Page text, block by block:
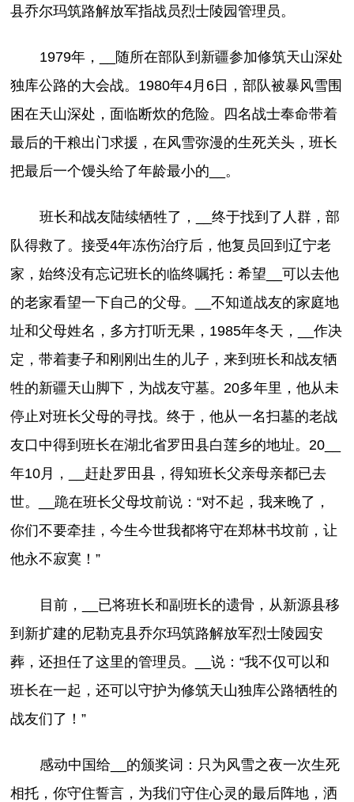
县乔尔玛筑路解放军指战员烈士陵园管理员。
1979年，__随所在部队到新疆参加修筑天山深处
独库公路的大会战。1980年4月6日，部队被暴风雪围
困在天山深处，面临断炊的危险。四名战士奉命带着
最后的干粮出门求援，在风雪弥漫的生死关头，班长
把最后一个馒头给了年龄最小的__。
班长和战友陆续牺牲了，__终于找到了人群，部
队得救了。接受4年冻伤治疗后，他复员回到辽宁老
家，始终没有忘记班长的临终嘱托：希望__可以去他
的老家看望一下自己的父母。__不知道战友的家庭地
址和父母姓名，多方打听无果，1985年冬天，__作决
定，带着妻子和刚刚出生的儿子，来到班长和战友牺
牲的新疆天山脚下，为战友守墓。20多年里，他从未
停止对班长父母的寻找。终于，他从一名扫墓的老战
友口中得到班长在湖北省罗田县白莲乡的地址。20__
年10月，__赶赴罗田县，得知班长父亲母亲都已去
世。__跪在班长父母坟前说：“对不起，我来晚了，
你们不要牵挂，今生今世我都将守在郑林书坟前，让
他永不寂寞！”
目前，__已将班长和副班长的遗骨，从新源县移
到新扩建的尼勒克县乔尔玛筑路解放军烈士陵园安
葬，还担任了这里的管理员。__说：“我不仅可以和
班长在一起，还可以守护为修筑天山独库公路牺牲的
战友们了！”
感动中国给__的颁奖词：只为风雪之夜一次生死
相托，你守住誓言，为我们守住心灵的最后阵地，洒